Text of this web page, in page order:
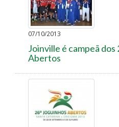
07/10/2013
Joinville é campeã dos
Abertos